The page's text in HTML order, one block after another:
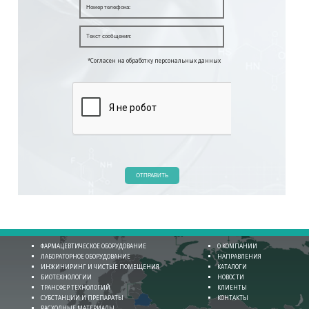
*Согласен на обработку персональных данных
ОТПРАВИТЬ
ФАРМАЦЕВТИЧЕСКОЕ ОБОРУДОВАНИЕ
ЛАБОРАТОРНОЕ ОБОРУДОВАНИЕ
ИНЖИНИРИНГ И ЧИСТЫЕ ПОМЕЩЕНИЯ
БИОТЕХНОЛОГИИ
ТРАНСФЕР ТЕХНОЛОГИЙ
СУБСТАНЦИИ И ПРЕПАРАТЫ
О КОМПАНИИ
НАПРАВЛЕНИЯ
КАТАЛОГИ
НОВОСТИ
КЛИЕНТЫ
КОНТАКТЫ